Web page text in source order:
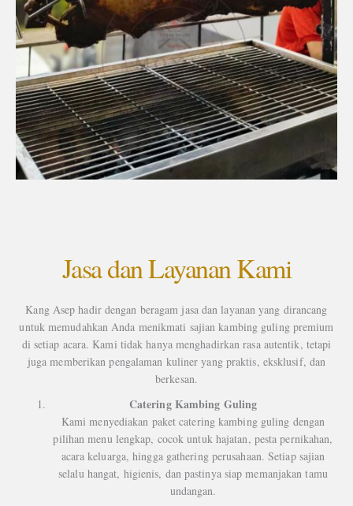
Jasa dan Layanan Kami
Kang Asep hadir dengan beragam jasa dan layanan yang dirancang
untuk memudahkan Anda menikmati sajian kambing guling premium
di setiap acara. Kami tidak hanya menghadirkan rasa autentik, tetapi
juga memberikan pengalaman kuliner yang praktis, eksklusif, dan
berkesan.
Catering Kambing Guling
Kami menyediakan paket catering kambing guling dengan
pilihan menu lengkap, cocok untuk hajatan, pesta pernikahan,
acara keluarga, hingga gathering perusahaan. Setiap sajian
selalu hangat, higienis, dan pastinya siap memanjakan tamu
undangan.